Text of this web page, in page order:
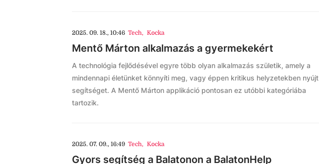
2025. 09. 18., 10:46 Tech, Kocka
Mentő Márton alkalmazás a gyermekekért
A technológia fejlődésével egyre több olyan alkalmazás születik, amely a
mindennapi életünket könnyíti meg, vagy éppen kritikus helyzetekben nyújt
segítséget. A Mentő Márton applikáció pontosan ez utóbbi kategóriába
tartozik.
2025. 07. 09., 16:49 Tech, Kocka
Gyors segítség a Balatonon a BalatonHelp